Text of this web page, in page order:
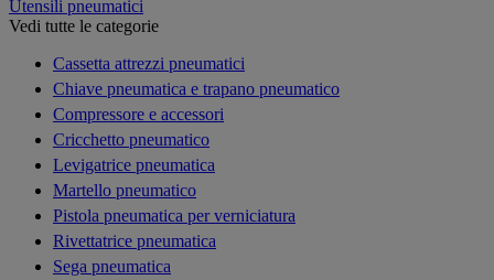
Utensili pneumatici
Vedi tutte le categorie
Cassetta attrezzi pneumatici
Chiave pneumatica e trapano pneumatico
Compressore e accessori
Cricchetto pneumatico
Levigatrice pneumatica
Martello pneumatico
Pistola pneumatica per verniciatura
Rivettatrice pneumatica
Sega pneumatica